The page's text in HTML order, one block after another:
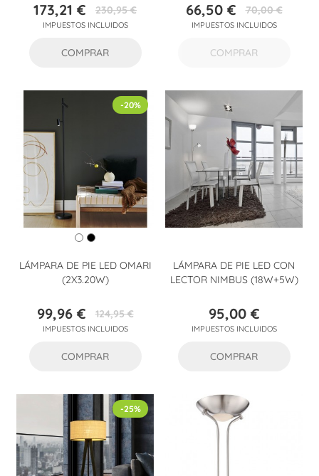
Precio
173,21 €Precio
base
230,95 €
IMPUESTOS INCLUIDOS
COMPRAR
Precio
66,50 €Precio
base
70,00 €
IMPUESTOS INCLUIDOS
COMPRAR
LÁMPARA DE PIE LED OMARI
(2X3.20W)
Precio
99,96 €Precio
base
124,95 €
IMPUESTOS INCLUIDOS
-20%
COMPRAR
LÁMPARA DE PIE LED CON
LECTOR NIMBUS (18W+5W)
Precio
95,00 €
IMPUESTOS INCLUIDOS
COMPRAR
-25%